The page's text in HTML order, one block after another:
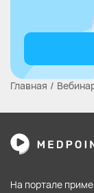
Главная
На портале